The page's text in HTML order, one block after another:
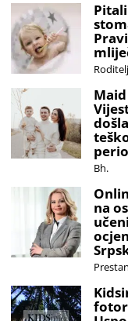
©
Sva prava
IZAŠAO JE NOVI
Bh.
na